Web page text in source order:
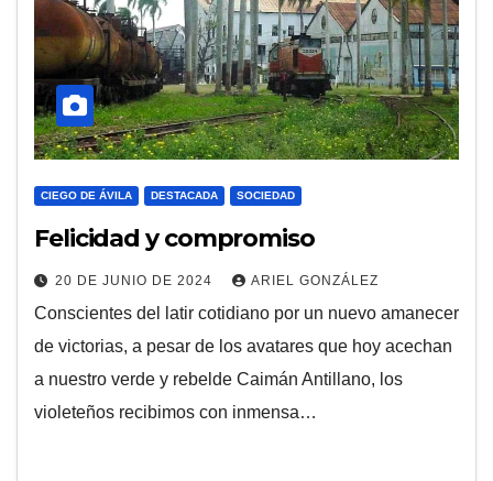
CIEGO DE ÁVILA DESTACADA SOCIEDAD
Felicidad y compromiso
20 DE JUNIO DE 2024 ARIEL GONZÁLEZ
Conscientes del latir cotidiano por un nuevo amanecer
de victorias, a pesar de los avatares que hoy acechan
a nuestro verde y rebelde Caimán Antillano, los
violeteños recibimos con inmensa…